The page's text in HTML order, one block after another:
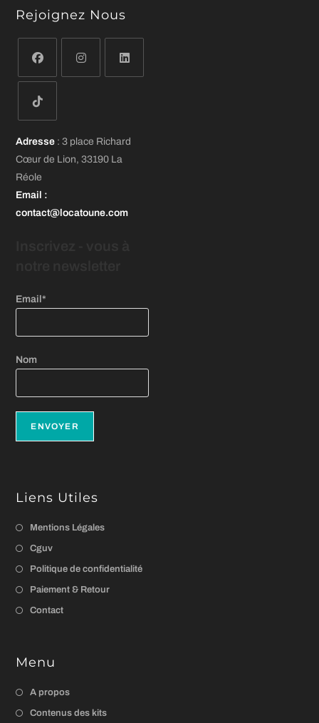
Rejoignez Nous
S’ouvre
dans
un
nouvel
onglet
nouvel
onglet
nouvel
onglet
dans
un
nouvel
onglet
Adresse : 3 place Richard
Cœur de Lion, 33190 La
Réole
Email :
contact@locatoune.com
Email*
Nom
Liens Utiles
Mentions Légales
Cguv
Politique de confidentialité
Paiement & Retour
Contact
Menu
A propos
Contenus des kits